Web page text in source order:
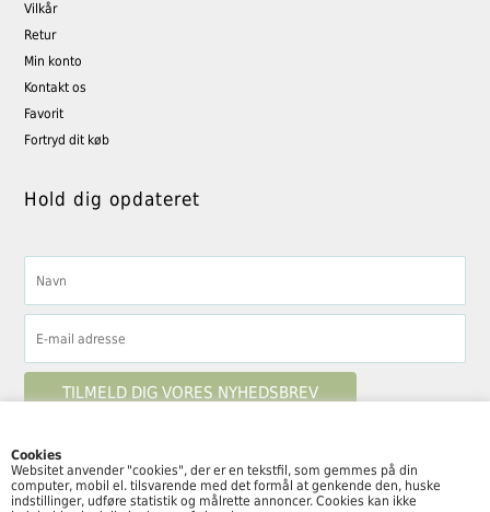
Cookies
Websitet anvender "cookies", der er en tekstfil, som gemmes på din
computer, mobil el. tilsvarende med det formål at genkende den, huske
indstillinger, udføre statistik og målrette annoncer. Cookies kan ikke
Vilkår
Retur
Min konto
Kontakt os
Favorit
Fortryd dit køb
Hold dig opdateret
Følg By Moulin her